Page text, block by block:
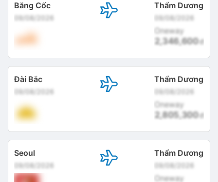
Băng Cốc
09/08/2026
Thẩm Dương
09/08/2026
Oneway
2,346,600đ
Đài Bắc
09/08/2026
Thẩm Dương
09/08/2026
Oneway
2,805,300đ
Seoul
09/08/2026
Thẩm Dương
09/08/2026
Oneway